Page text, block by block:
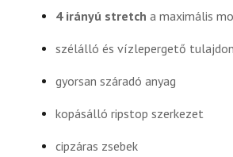
4 irányú stretch a maximális
szélálló és vízlepergető
gyorsan száradó anyag
kopásálló ripstop szerkezet
cipzáras zsebek